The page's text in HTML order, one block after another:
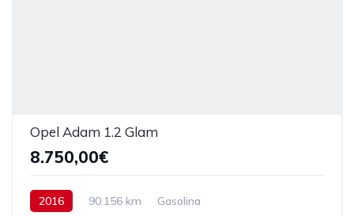
Opel Adam 1.2 Glam
8.750,00€
2016 90.156 km Gasolina